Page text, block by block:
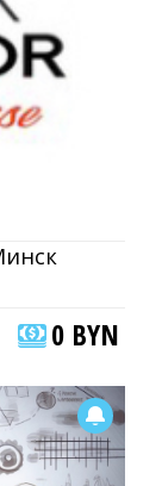
0 BYN